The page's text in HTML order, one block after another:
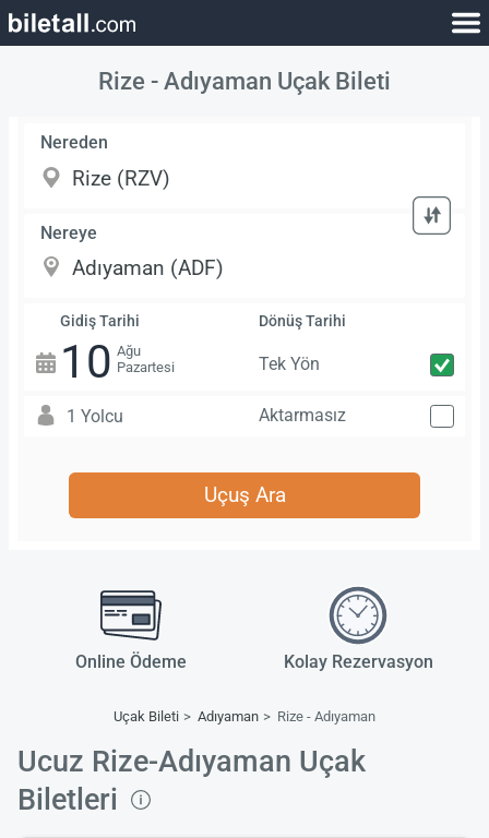
Rize - Adıyaman Uçak Bileti
Nereden
Nereye
Gidiş Tarihi
10 Ağu
Pazartesi
Dönüş Tarihi
Tek Yön
1 Yolcu Aktarmasız
Uçuş Ara
Online Ödeme Kolay Rezervasyon
Uçak Bileti Adıyaman Rize - Adıyaman
Ucuz Rize-Adıyaman Uçak
Biletleri